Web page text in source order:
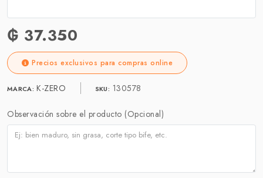
₲ 37.350
Precios exclusivos para compras online
MARCA: K-ZERO SKU: 130578
Observación sobre el producto (Opcional)